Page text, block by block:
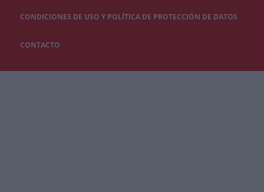
CONDICIONES DE USO Y POLÍTICA DE PROTECCIÓN DE DATOS
CONTACTO